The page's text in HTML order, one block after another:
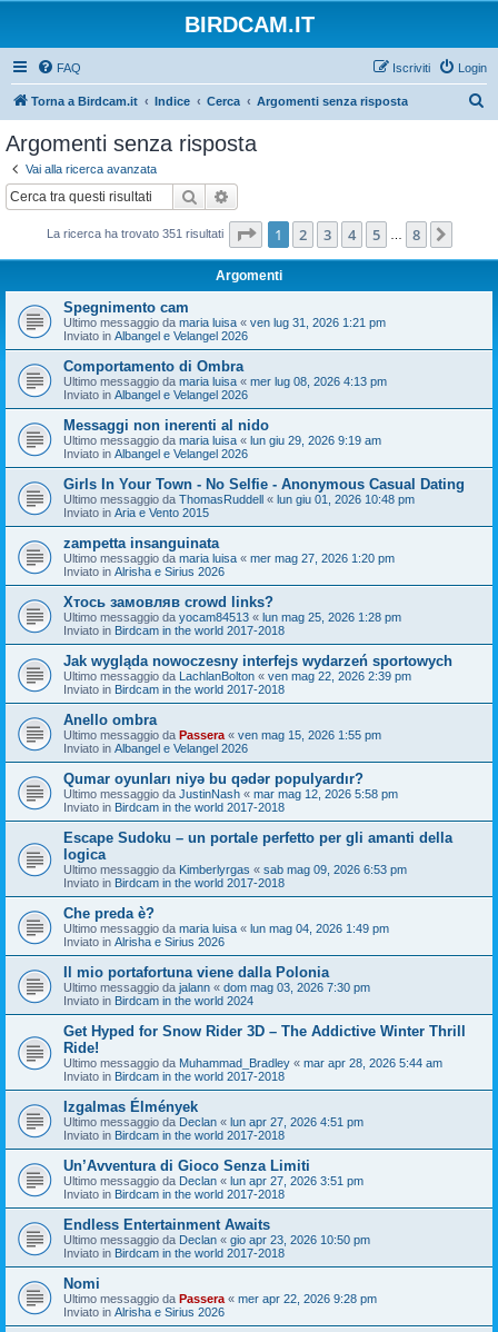
BIRDCAM.IT
FAQ Login
Iscriviti
Torna a Birdcam.it Indice Cerca Argomenti senza risposta
Argomenti senza risposta
Vai alla ricerca avanzata
Cerca
La ricerca ha trovato 351 risultati Pagina di
1 2 3 4 5 8
Argomenti
Spegnimento cam
Ultimo messaggio da maria luisa « ven lug 31, 2026 1:21 pm
Inviato in Albangel e Velangel 2026
Comportamento di Ombra
Ultimo messaggio da maria luisa « mer lug 08, 2026 4:13 pm
Inviato in Albangel e Velangel 2026
Messaggi non inerenti al nido
Ultimo messaggio da maria luisa « lun giu 29, 2026 9:19 am
Inviato in Albangel e Velangel 2026
Girls In Your Town - No Selfie - Anonymous Casual Dating
Ultimo messaggio da ThomasRuddell « lun giu 01, 2026 10:48 pm
Inviato in Aria e Vento 2015
zampetta insanguinata
Ultimo messaggio da maria luisa « mer mag 27, 2026 1:20 pm
Inviato in Alrisha e Sirius 2026
Хтось замовляв crowd links?
Ultimo messaggio da yocam84513 « lun mag 25, 2026 1:28 pm
Inviato in Birdcam in the world 2017-2018
Jak wygląda nowoczesny interfejs wydarzeń sportowych
Ultimo messaggio da LachlanBolton « ven mag 22, 2026 2:39 pm
Inviato in Birdcam in the world 2017-2018
Anello ombra
Ultimo messaggio da Passera « ven mag 15, 2026 1:55 pm
Inviato in Albangel e Velangel 2026
Qumar oyunları niyə bu qədər populyardır?
Ultimo messaggio da JustinNash « mar mag 12, 2026 5:58 pm
Inviato in Birdcam in the world 2017-2018
Escape Sudoku – un portale perfetto per gli amanti della
logica
Ultimo messaggio da Kimberlyrgas « sab mag 09, 2026 6:53 pm
Inviato in Birdcam in the world 2017-2018
Che preda è?
Ultimo messaggio da maria luisa « lun mag 04, 2026 1:49 pm
Inviato in Alrisha e Sirius 2026
Il mio portafortuna viene dalla Polonia
Ultimo messaggio da jalann « dom mag 03, 2026 7:30 pm
Inviato in Birdcam in the world 2024
Get Hyped for Snow Rider 3D – The Addictive Winter Thrill
Ride!
Ultimo messaggio da Muhammad_Bradley « mar apr 28, 2026 5:44 am
Inviato in Birdcam in the world 2017-2018
Izgalmas Élmények
Ultimo messaggio da Declan « lun apr 27, 2026 4:51 pm
Inviato in Birdcam in the world 2017-2018
Un’Avventura di Gioco Senza Limiti
Ultimo messaggio da Declan « lun apr 27, 2026 3:51 pm
Inviato in Birdcam in the world 2017-2018
Endless Entertainment Awaits
Ultimo messaggio da Declan « gio apr 23, 2026 10:50 pm
Inviato in Birdcam in the world 2017-2018
Nomi
Ultimo messaggio da Passera « mer apr 22, 2026 9:28 pm
Inviato in Alrisha e Sirius 2026